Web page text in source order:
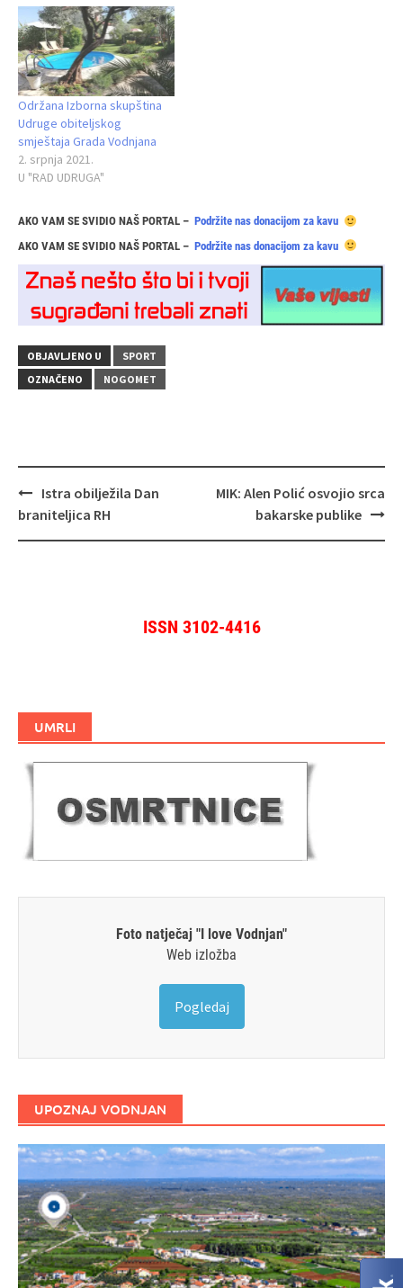
Održana Izborna skupština
Udruge obiteljskog
smještaja Grada Vodnjana
2. srpnja 2021.
U "RAD UDRUGA"
AKO VAM SE SVIDIO NAŠ PORTAL – Podržite nas donacijom za kavu
AKO VAM SE SVIDIO NAŠ PORTAL – Podržite nas donacijom za kavu
OBJAVLJENO U
SPORT
OZNAČENO
NOGOMET
Navigacija
objava
Istra obilježila Dan
braniteljica RH
MIK: Alen Polić osvojio srca
bakarske publike
ISSN 3102-4416
UMRLI
Foto natječaj "I love Vodnjan"
Web izložba
Pogledaj
UPOZNAJ VODNJAN